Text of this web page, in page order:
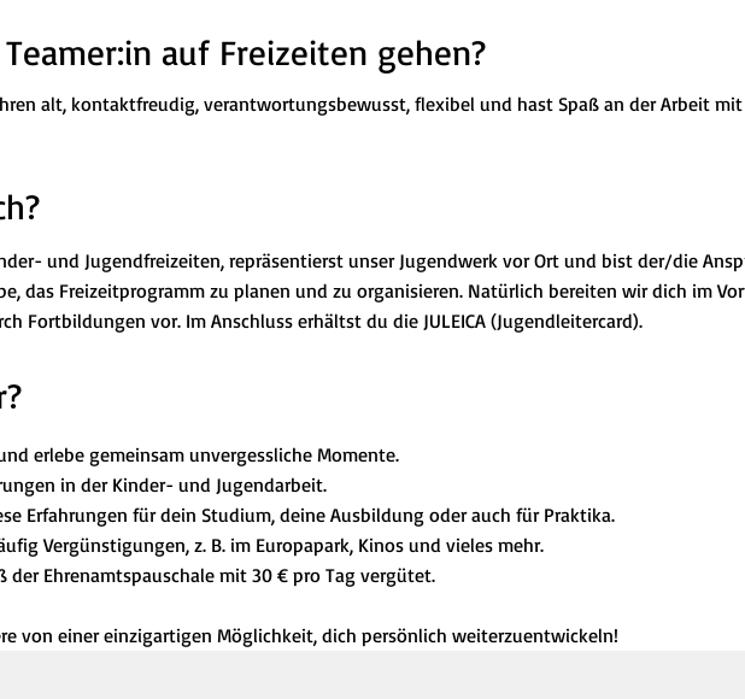
auf Freizeiten gehen?
alt, kontaktfreudig, verantwortungsbewusst, flexibel und hast Spaß an der Arbeit
und Jugendfreizeiten, repräsentierst unser Jugendwerk vor Ort und bist der/die
das Freizeitprogramm zu planen und zu organisieren. Natürlich bereiten wir dich im
Fortbildungen vor. Im Anschluss erhältst du die JULEICA (Jugendleitercard).
erlebe gemeinsam unvergessliche Momente.
in der Kinder- und Jugendarbeit.
Erfahrungen für dein Studium, deine Ausbildung oder auch für Praktika.
Vergünstigungen, z. B. im Europapark, Kinos und vieles mehr.
der Ehrenamtspauschale mit 30 € pro Tag vergütet.
von einer einzigartigen Möglichkeit, dich persönlich weiterzuentwickeln!